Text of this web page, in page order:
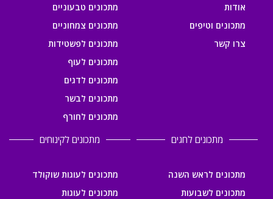
אודות
מתכונים וטיפים
צרו קשר
מתכונים טבעוניים
מתכונים צמחוניים
מתכונים לפשטידות
מתכונים לעוף
מתכונים לדגים
מתכונים לבשר
מתכונים לחורף
מתכונים לחגים
מתכונים לראש השנה
מתכונים לשבועות
מתכונים לקינוחים
מתכונים לעוגות שוקולד
מתכונים לעוגות